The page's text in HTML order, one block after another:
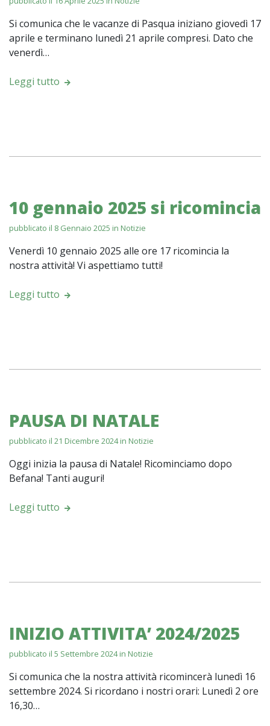
Si comunica che le vacanze di Pasqua iniziano giovedì 17
aprile e terminano lunedì 21 aprile compresi. Dato che
venerdì…
Leggi tutto
10 gennaio 2025 si ricomincia
pubblicato il 8 Gennaio 2025 in Notizie
Venerdì 10 gennaio 2025 alle ore 17 ricomincia la
nostra attività! Vi aspettiamo tutti!
Leggi tutto
PAUSA DI NATALE
pubblicato il 21 Dicembre 2024 in Notizie
Oggi inizia la pausa di Natale! Ricominciamo dopo
Befana! Tanti auguri!
Leggi tutto
INIZIO ATTIVITA’ 2024/2025
pubblicato il 5 Settembre 2024 in Notizie
Si comunica che la nostra attività ricomincerà lunedì 16
settembre 2024. Si ricordano i nostri orari: Lunedì 2 ore
16,30…